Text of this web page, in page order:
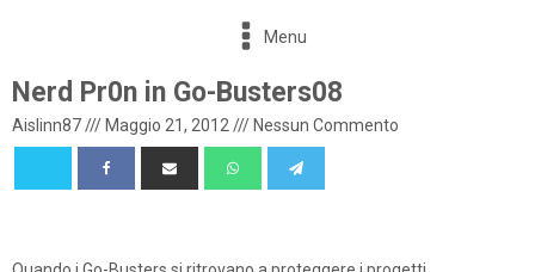
Menu
Nerd Pr0n in Go-Busters08
Aislinn87/// Maggio 21, 2012 /// Nessun Commento